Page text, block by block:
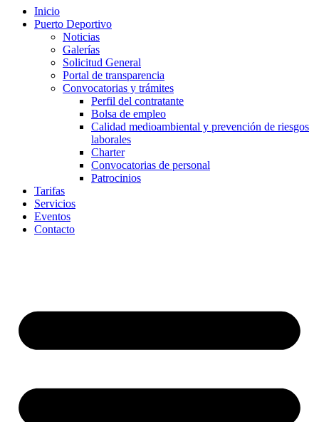
Inicio
Puerto Deportivo
Noticias
Galerías
Solicitud General
Portal de transparencia
Convocatorias y trámites
Perfil del contratante
Bolsa de empleo
Calidad medioambiental y prevención de riesgos
laborales
Charter
Convocatorias de personal
Patrocinios
Tarifas
Servicios
Eventos
Contacto